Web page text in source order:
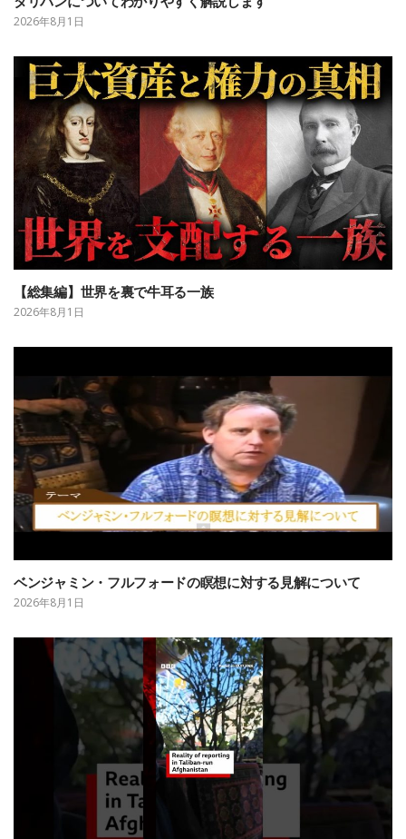
2026年8月1日
【総集編】世界を裏で牛耳る一族
2026年8月1日
ベンジャミン・フルフォードの瞑想に対する見解について
2026年8月1日